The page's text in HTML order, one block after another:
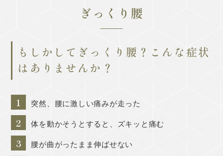
ぎっくり腰
もしかしてぎっくり腰？こんな症状
はありませんか？
1 突然、腰に激しい痛みが走った
2 体を動かそうとすると、ズキッと痛む
3 腰が曲がったまま伸ばせない